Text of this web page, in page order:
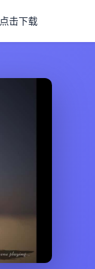
点击下载